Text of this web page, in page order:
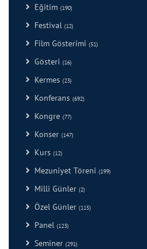
Eğitim (190)
Festival (12)
Film Gösterimi (51)
Gösteri (16)
Kermes (23)
Konferans (692)
Kongre (77)
Konser (147)
Kurs (12)
Mezuniyet Töreni (199)
Milli Günler (2)
Özel Günler (115)
Panel (123)
Seminer (291)